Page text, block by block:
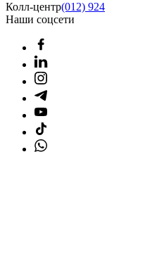
Колл-центр(012) 924
Наши соцсети